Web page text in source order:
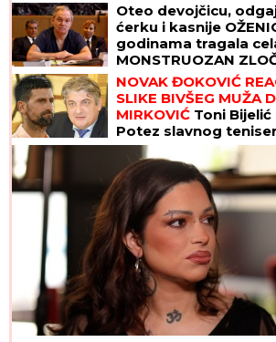
Oteo devojčicu,
ćerku i kasnije
godinama tragala
MONSTRUOZAN
decenijama kasnije
NOVAK ĐOKOVIĆ
SLIKE BIVŠEG MUŽA
MIRKOVIĆ Toni
Potez slavnog
sve - o ovome se i